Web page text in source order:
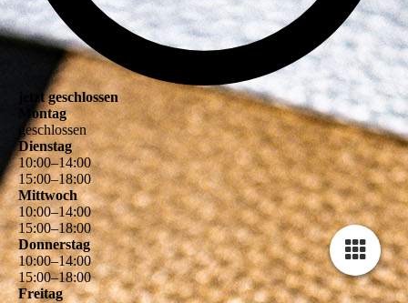
jetzt geschlossen
Montag
geschlossen
Dienstag
10:00–14:00
15:00–18:00
Mittwoch
10:00–14:00
15:00–18:00
Donnerstag
10:00–14:00
15:00–18:00
Freitag